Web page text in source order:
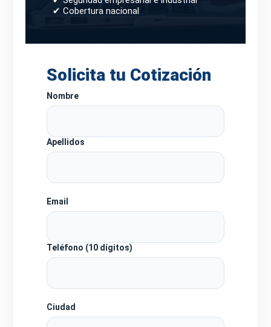
✔ Cobertura nacional
Solicita tu Cotización
Nombre
Apellidos
Email
Teléfono (10 dígitos)
Ciudad